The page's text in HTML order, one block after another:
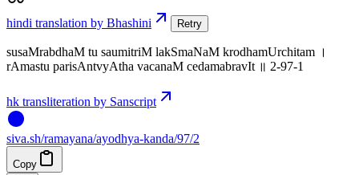
hindi translation by Bhashini Retry
susaMrabdhaM tu saumitriM lakSmaNaM krodhamUrchitam ।
rAmastu parisAntvyAtha vacanaM cedamabravIt ॥ 2-97-1
hk transliteration by Sanscript
siva.sh/ramayana/ayodhya-kanda/97/2
Copy